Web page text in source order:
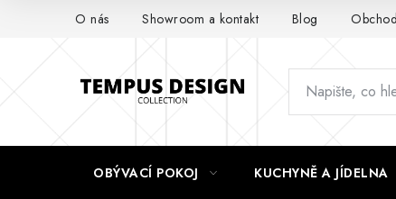
O nás Showroom a kontakt Blog
OBÝVACÍ POKOJ KUCHYNĚ A JÍDELNA